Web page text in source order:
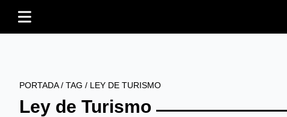
PORTADA/ TAG / LEY DE TURISMO
Ley de Turismo